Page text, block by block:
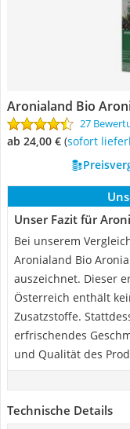
Aronialand Bio
27
ab 24,00 € ( Sofort
Unser Fazit für
Bei unserem
Aronialand Bio
auszeichnet. Dieser
Österreich enthält
Zusatzstoffe.
erfrischendes
und Qualität des
Technische Details